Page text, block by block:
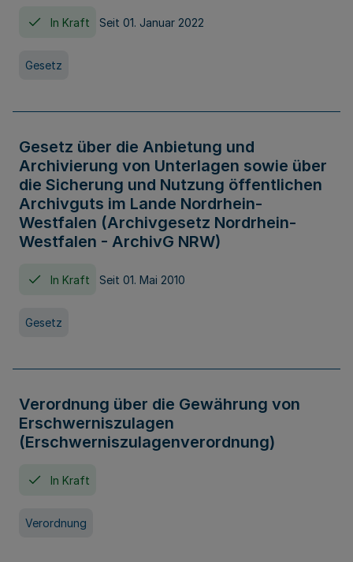
In Kraft Seit 01. Januar 2022
Gesetz
Gesetz über die Anbietung und
Archivierung von Unterlagen sowie über
die Sicherung und Nutzung öffentlichen
Archivguts im Lande Nordrhein-
Westfalen (Archivgesetz Nordrhein-
Westfalen - ArchivG NRW)
In Kraft Seit 01. Mai 2010
Gesetz
Verordnung über die Gewährung von
Erschwerniszulagen
(Erschwerniszulagenverordnung)
In Kraft
Verordnung